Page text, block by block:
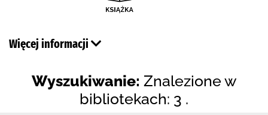
Więcej informacji
Wyszukiwanie: Znalezione w
bibliotekach: 3 .